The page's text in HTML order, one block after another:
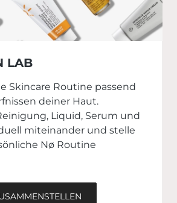
LAB
Skincare Routine passend
deiner Haut.
Liquid, Serum und
miteinander und stelle
Nø Routine